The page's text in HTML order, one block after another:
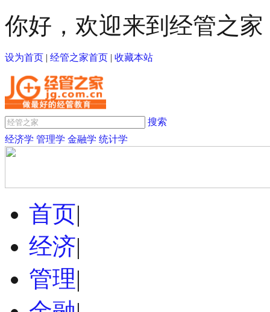
你好，欢迎来到经管之家
设为首页 | 经管之家首页 | 收藏本站
搜索
经济学 管理学 金融学 统计学
首页|
经济|
管理|